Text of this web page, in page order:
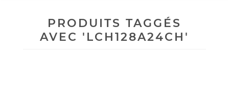
PRODUITS TAGGÉS
AVEC 'LCH128A24CH'